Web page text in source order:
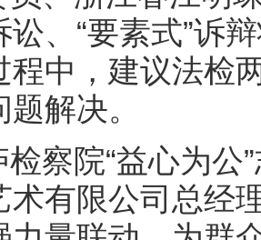
、“要素式”诉
程中，建议法检
解决。
察院“益心为公
术有限公司总经